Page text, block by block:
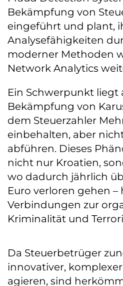
Bekämpfung von
eingeführt und plant,
Analysefähigkeiten
moderner Methoden
Network Analytics
Ein Schwerpunkt liegt
Bekämpfung von
dem Steuerzahler
einbehalten, aber
abführen. Dieses
nicht nur Kroatien,
wo dadurch jährlich
Euro verloren gehen
Verbindungen zur
Kriminalität und
Da Steuerbetrüger
innovativer,
agieren, sind